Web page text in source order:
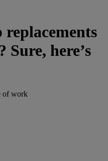
replacements
here’s
of work